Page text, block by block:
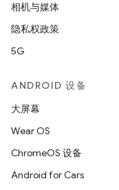
相机与媒体
隐私权政策
5G
ANDROID 设备
大屏幕
Wear OS
ChromeOS 设备
Android for Cars